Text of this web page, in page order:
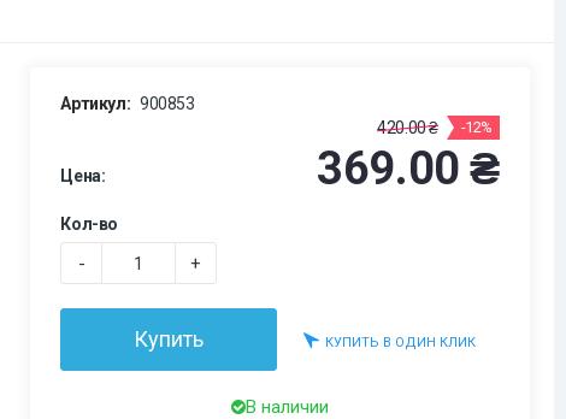
Артикул: 900853
Цена:
420.00 ₴ -12%
369.00 ₴
Кол-во
- +
Купить КУПИТЬ В ОДИН КЛИК
В наличии